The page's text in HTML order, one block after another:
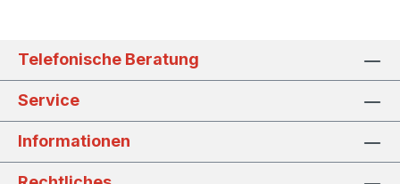
Telefonische Beratung
Service
Informationen